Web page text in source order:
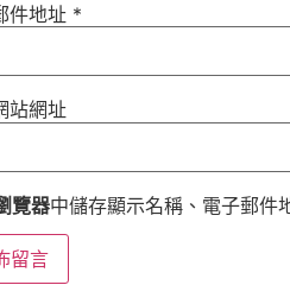
件地址 *
站網址
覽器中儲存顯示名稱、電子郵件